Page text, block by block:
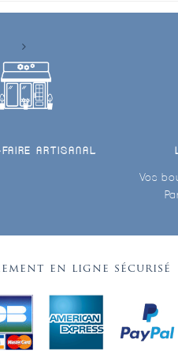
ARTISANAL
Vos
en ligne sécurisé